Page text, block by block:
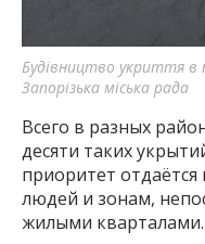
Будівництво укриття в
Запорізька міська рада
Всего в разных
десяти таких
приоритет отдаётся
людей и зонам,
жилыми кварталами.